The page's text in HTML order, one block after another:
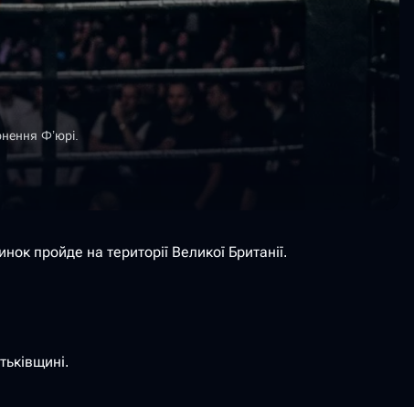
Ф’юрі.
пройде на території Великої Британії.